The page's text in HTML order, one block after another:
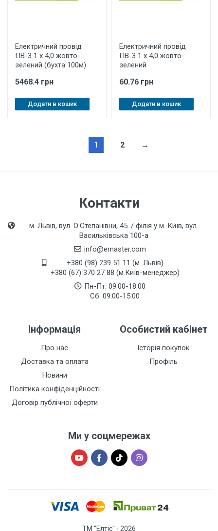
Електричний провід
ПВ-3 1 х 4,0 жовто-
зелений (бухта 100м)
5468.4 грн
Додати в кошик
Електричний провід
ПВ-3 1 х 4,0 жовто-
зелений
60.76 грн
Додати в кошик
1 2 →
Контакти
м. Львів, вул. О.Степанівни, 45. / філія у м. Київ, вул.
Васильківська 100-а
info@emaster.com
+380 (98) 239 51 11 (м. Львів)
+380 (67) 370 27 88 (м.Київ-менеджер)
Пн-Пт: 09:00-18:00
Сб: 09:00-15:00
Інформація
Про нас
Доставка та оплата
Новини
Політика конфіденційності
Договір публічної оферти
Особистий кабінет
Історія покупок
Профіль
Ми у соцмережах
ТМ "Елтіс" - 2026